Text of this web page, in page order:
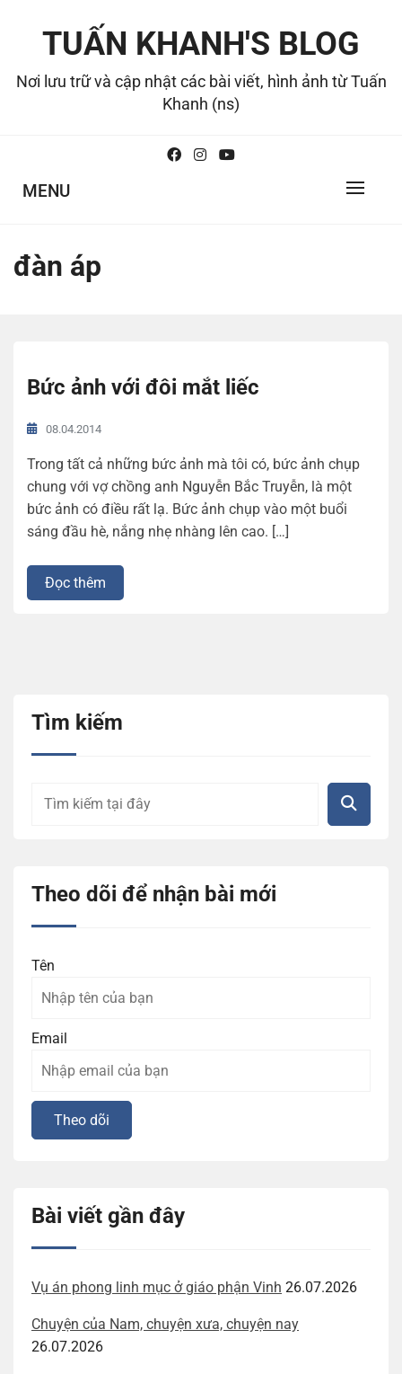
TUẤN KHANH'S BLOG
Nơi lưu trữ và cập nhật các bài viết, hình ảnh từ Tuấn
Khanh (ns)
MENU
đàn áp
Bức ảnh với đôi mắt liếc
08.04.2014
Trong tất cả những bức ảnh mà tôi có, bức ảnh chụp
chung với vợ chồng anh Nguyễn Bắc Truyễn, là một
bức ảnh có điều rất lạ. Bức ảnh chụp vào một buổi
sáng đầu hè, nắng nhẹ nhàng lên cao. […]
Đọc thêm
Tìm kiếm
Theo dõi để nhận bài mới
Tên
Email
Bài viết gần đây
Vụ án phong linh mục ở giáo phận Vinh 26.07.2026
Chuyện của Nam, chuyện xưa, chuyện nay
26.07.2026